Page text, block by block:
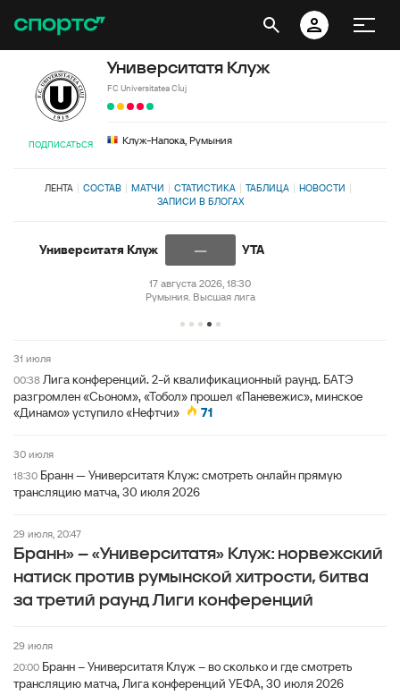
ПОДПИСАТЬСЯ
Университатя Клуж
FC Universitatea Cluj
Клуж-Напока, Румыния
ЛЕНТА СОСТАВ МАТЧИ СТАТИСТИКА ТАБЛИЦА
НОВОСТИ
ЗАПИСИ В БЛОГАХ
Университатя Клуж УТА
—
17 августа 2026, 18:30
Румыния. Высшая лига
31 июля
00:38 Лига конференций. 2-й квалификационный раунд. БАТЭ
разгромлен «Сьоном», «Тобол» прошел «Паневежис», минское
«Динамо» уступило «Нефтчи»
71
30 июля
18:30 Бранн — Университатя Клуж: смотреть онлайн прямую
трансляцию матча, 30 июля 2026
29 июля, 20:47
Бранн» – «Университатя» Клуж: норвежский
натиск против румынской хитрости, битва
за третий раунд Лиги конференций
29 июля
20:00 Бранн – Университатя Клуж – во сколько и где смотреть
трансляцию матча, Лига конференций УЕФА, 30 июля 2026